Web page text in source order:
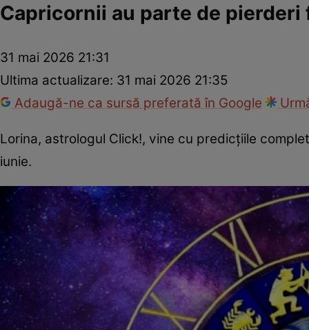
Capricornii au parte de pierderi
31 mai 2026 21:31
Ultima actualizare: 31 mai 2026 21:35
Adaugă-ne ca sursă preferată în Google
Lorina, astrologul Click!, vine cu predicțiile
iunie.